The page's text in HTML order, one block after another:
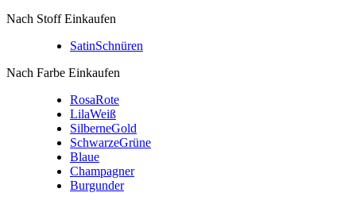
Nach Stoff Einkaufen
SatinSchnüren
Nach Farbe Einkaufen
RosaRote
LilaWeiß
SilberneGold
SchwarzeGrüne
Blaue
Champagner
Burgunder